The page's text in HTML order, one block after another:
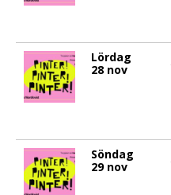
Lördag
28 nov
Söndag
29 nov